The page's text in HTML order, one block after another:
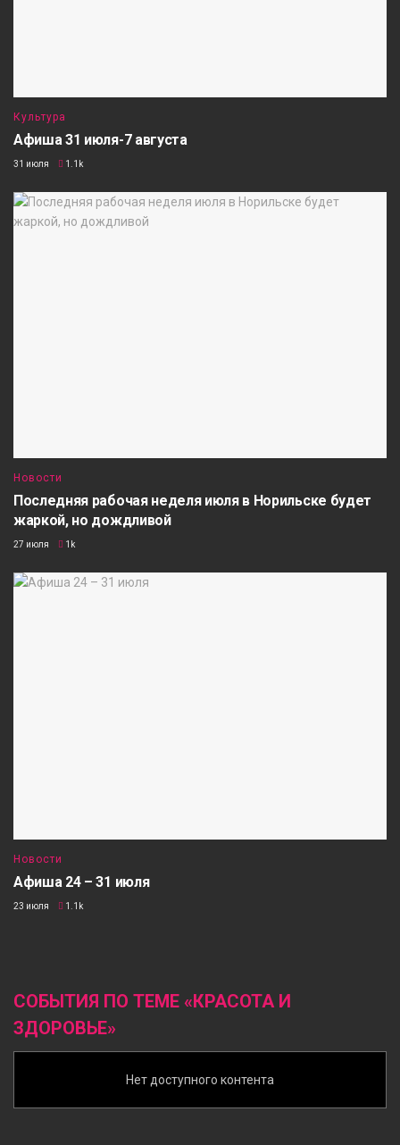
Культура
Афиша 31 июля-7 августа
31 июля 1.1k
Новости
Последняя рабочая неделя июля в Норильске будет
жаркой, но дождливой
27 июля 1k
Новости
Афиша 24 – 31 июля
23 июля 1.1k
СОБЫТИЯ ПО ТЕМЕ «КРАСОТА И
ЗДОРОВЬЕ»
Нет доступного контента